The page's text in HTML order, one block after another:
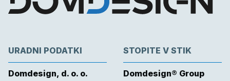
URADNI PODATKI
Domdesign, d. o. o.
STOPITE V STIK
Domdesign® Group